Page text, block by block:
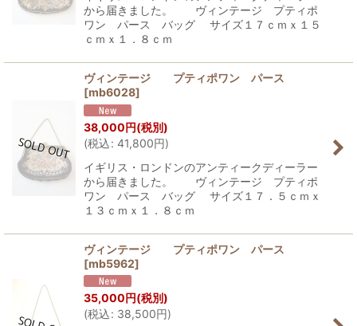
から届きました。 ヴィンテージ プティポ
ワン パース バッグ サイズ１７ｃｍｘ１５
ｃｍｘ１．８ｃｍ
ヴィンテージ プティポワン パース
[mb6028]
38,000円(税別)
(税込: 41,800円)
イギリス・ロンドンのアンティークディーラー
から届きました。 ヴィンテージ プティポ
ワン パース バッグ サイズ１７．５ｃｍｘ
１３ｃｍｘ１．８ｃｍ
ヴィンテージ プティポワン パース
[mb5962]
35,000円(税別)
(税込: 38,500円)